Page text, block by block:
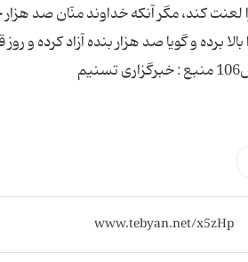
کند، مگر آنکه خداوند منّان صد هزار
برده و گویا صد هزار بنده آزاد کرده و